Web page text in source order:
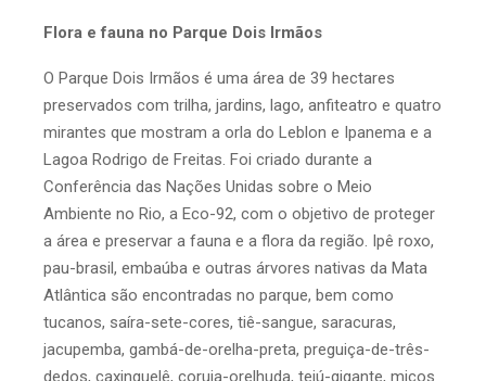
Flora e fauna no Parque Dois Irmãos
O Parque Dois Irmãos é uma área de 39 hectares
preservados com trilha, jardins, lago, anfiteatro e quatro
mirantes que mostram a orla do Leblon e Ipanema e a
Lagoa Rodrigo de Freitas. Foi criado durante a
Conferência das Nações Unidas sobre o Meio
Ambiente no Rio, a Eco-92, com o objetivo de proteger
a área e preservar a fauna e a flora da região. Ipê roxo,
pau-brasil, embaúba e outras árvores nativas da Mata
Atlântica são encontradas no parque, bem como
tucanos, saíra-sete-cores, tiê-sangue, saracuras,
jacupemba, gambá-de-orelha-preta, preguiça-de-três-
dedos, caxinguelê, coruja-orelhuda, teiú-gigante, micos